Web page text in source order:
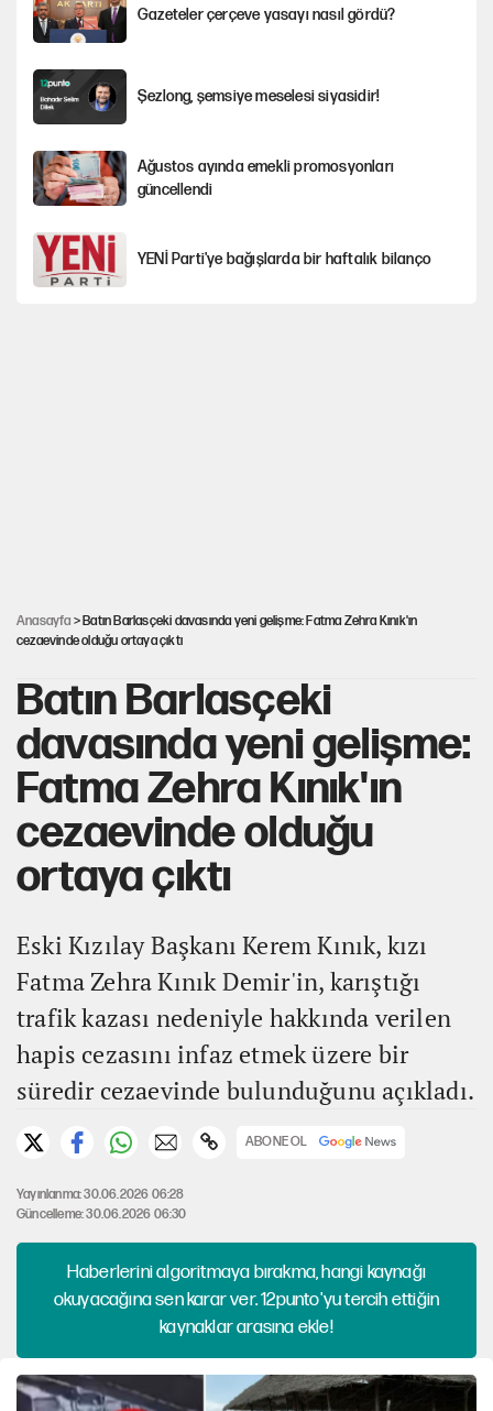
Gazeteler çerçeve yasayı nasıl gördü?
Şezlong, şemsiye meselesi siyasidir!
Ağustos ayında emekli promosyonları
güncellendi
YENİ Parti'ye bağışlarda bir haftalık bilanço
Anasayfa > Batın Barlasçeki davasında yeni gelişme: Fatma Zehra Kınık'ın
cezaevinde olduğu ortaya çıktı
Batın Barlasçeki
davasında yeni gelişme:
Fatma Zehra Kınık'ın
cezaevinde olduğu
ortaya çıktı
Eski Kızılay Başkanı Kerem Kınık, kızı
Fatma Zehra Kınık Demir'in, karıştığı
trafik kazası nedeniyle hakkında verilen
hapis cezasını infaz etmek üzere bir
süredir cezaevinde bulunduğunu açıkladı.
ABONE OL
Yayınlanma: 30.06.2026 06:28
Güncelleme: 30.06.2026 06:30
Haberlerini algoritmaya bırakma, hangi kaynağı
okuyacağına sen karar ver. 12punto'yu tercih ettiğin
kaynaklar arasına ekle!